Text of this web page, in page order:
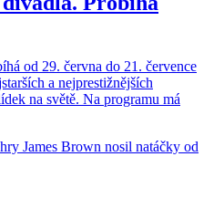
od 29. června do 21. července
a nejprestižnějších
na světě. Na programu má